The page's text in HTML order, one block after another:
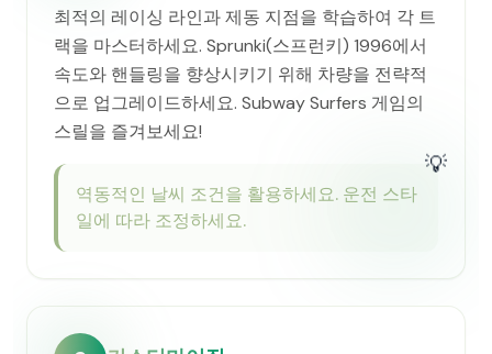
최적의 레이싱 라인과 제동 지점을 학습하여 각 트
랙을 마스터하세요. Sprunki(스프런키) 1996에서
속도와 핸들링을 향상시키기 위해 차량을 전략적
으로 업그레이드하세요. Subway Surfers 게임의
스릴을 즐겨보세요!
💡
역동적인 날씨 조건을 활용하세요. 운전 스타
일에 따라 조정하세요.